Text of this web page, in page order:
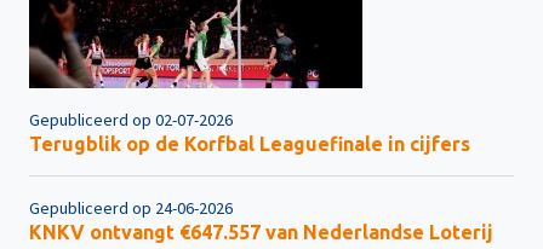
Gepubliceerd op 02-07-2026
Terugblik op de Korfbal Leaguefinale in cijfers
Gepubliceerd op 24-06-2026
KNKV ontvangt €647.557 van Nederlandse Loterij